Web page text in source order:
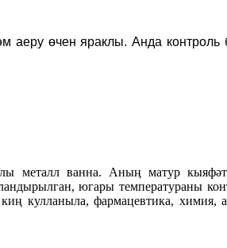
өчен яраклы. Анда контроль
металл ванна. Аның матур
югары температураны
кулланыла, фармацевтика,